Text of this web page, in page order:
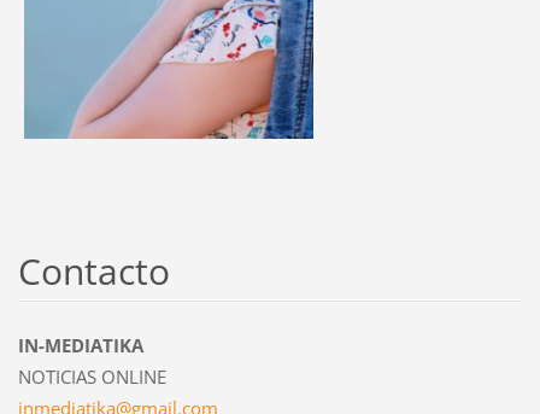
Contacto
IN-MEDIATIKA
NOTICIAS ONLINE
inmediatika@gmail.com